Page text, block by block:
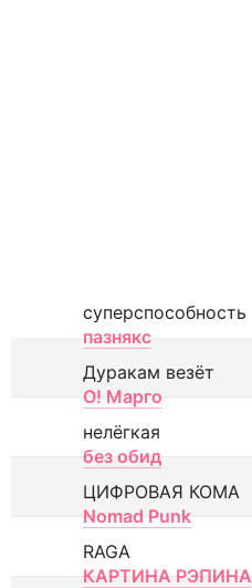
суперспособность
пазнякс
Дуракам везёт
О! Марго
нелёгкая
без обид
ЦИФРОВАЯ КОМА
Nomad Punk
RAGA
КАРТИНА РЭПИНА